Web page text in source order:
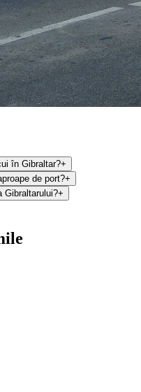
în Gibraltar?+
de port?+
Gibraltarului?+